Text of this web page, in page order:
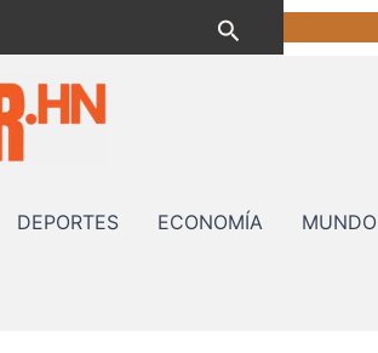
Buscar
DEPORTES ECONOMÍA MUNDO